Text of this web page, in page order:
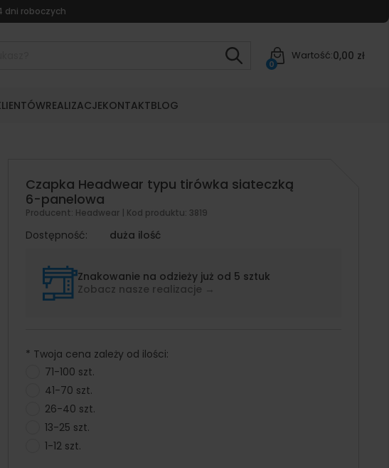
dni roboczych
Wartość:0,00 zł
0
REALIZACJEKONTAKTBLOG
Czapka Headwear typu tirówka siateczką
6-panelowa
Producent: Headwear | Kod produktu: 3819
Dostępność: duża ilość
Znakowanie na odzieży już od 5 sztuk
Zobacz nasze realizacje →
* Twoja cena zależy od ilości:
71-100 szt.
41-70 szt.
26-40 szt.
13-25 szt.
1-12 szt.